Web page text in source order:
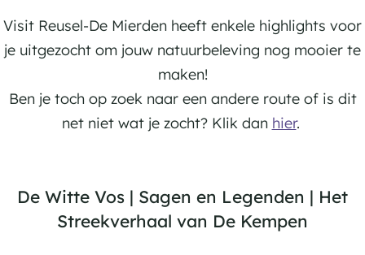
Visit Reusel-De Mierden heeft enkele highlights voor
je uitgezocht om jouw natuurbeleving nog mooier te
maken!
Ben je toch op zoek naar een andere route of is dit
net niet wat je zocht? Klik dan hier.
De Witte Vos | Sagen en Legenden | Het
Streekverhaal van De Kempen